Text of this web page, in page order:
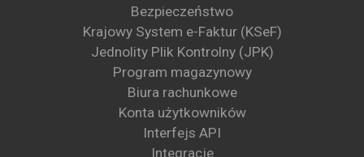
Bezpieczeństwo
Krajowy System e-Faktur (KSeF)
Jednolity Plik Kontrolny (JPK)
Program magazynowy
Biura rachunkowe
Konta użytkowników
Interfejs API
Integracje